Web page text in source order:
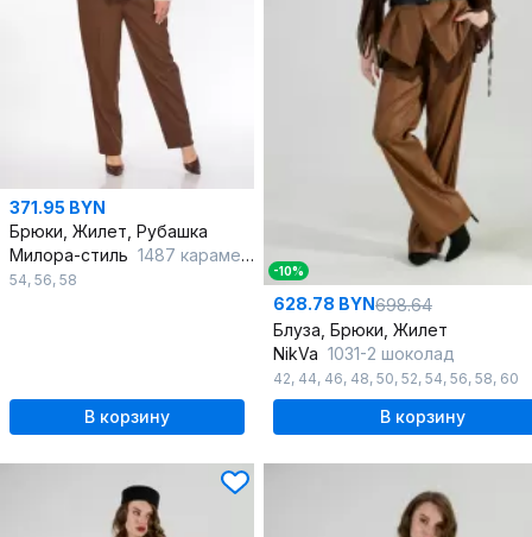
371.95 BYN
Брюки, Жилет, Рубашка
Милора-стиль 1487 карамель+молочный_шоколад
54, 56, 58
В корзину
-10%
628.78 BYN698.64
Блуза, Брюки, Жилет
NikVa 1031-2 шоколад
42, 44, 46, 48, 50, 52, 54, 56, 58, 60
В корзину